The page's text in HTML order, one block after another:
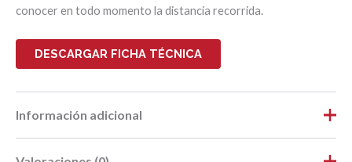
conocer en todo momento la distancia recorrida.
DESCARGAR FICHA TÉCNICA
Información adicional